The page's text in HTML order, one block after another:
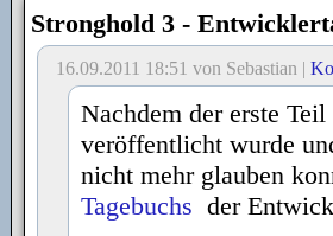
Release Liste
Previews
Stronghold 3 -
16.09.2011 18:51 von Sebastian |
Nachdem der erste
veröffentlicht wurde
nicht mehr glauben
Tagebuchs der